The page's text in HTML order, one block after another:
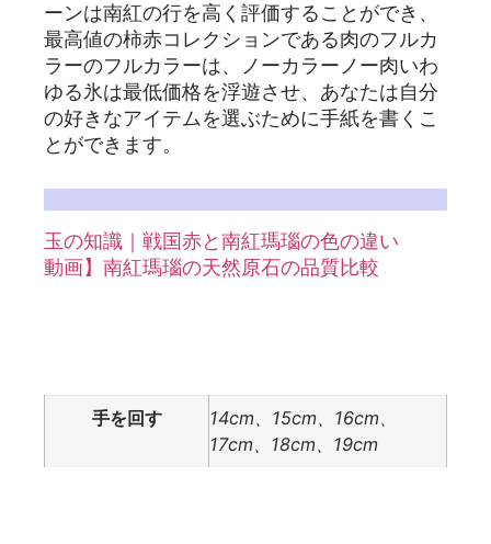
ーンは南紅の行を高く評価することができ、
最高値の柿赤コレクションである肉のフルカ
ラーのフルカラーは、ノーカラーノー肉いわ
ゆる氷は最低価格を浮遊させ、あなたは自分
の好きなアイテムを選ぶために手紙を書くこ
とができます。
玉の知識｜戦国赤と南紅瑪瑙の色の違い
動画】南紅瑪瑙の天然原石の品質比較
手を回す
14cm、15cm、16cm、
17cm、18cm、19cm